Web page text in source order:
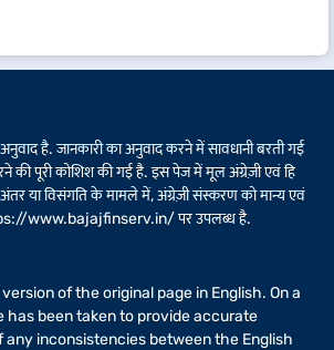
है. जानकारी का अनुवाद करने में सावधानी बरती गई
की पूरी कोशिश की गई है. इस पेज में मूल अंग्रेज़ी एवं हि
अंतर या विसंगति के मामले में, अंग्रेज़ी संस्करण को मान्य एवं
www.bajajfinserv.in/पर उपलब्ध है.
of the original page in English. On a
has been taken to provide accurate
any inconsistencies between the English